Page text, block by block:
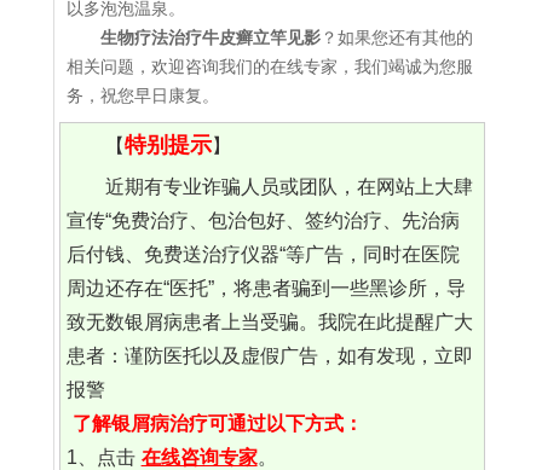
以多泡泡温泉。
生物疗法治疗牛皮癣立竿见影 ？如果您还有其他的
相关问题，欢迎咨询我们的在线专家，我们竭诚为您服
务，祝您早日康复。
【特别提示】
近期有专业诈骗人员或团队，在网站上大肆
宣传“免费治疗、包治包好、签约治疗、先治病
后付钱、免费送治疗仪器“等广告，同时在医院
周边还存在“医托”，将患者骗到一些黑诊所，导
致无数银屑病患者上当受骗。我院在此提醒广大
患者：谨防医托以及虚假广告，如有发现，立即
报警
了解银屑病治疗可通过以下方式：
1、点击 在线咨询专家。